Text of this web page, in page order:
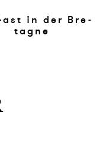
in der Bre­
ta­gne